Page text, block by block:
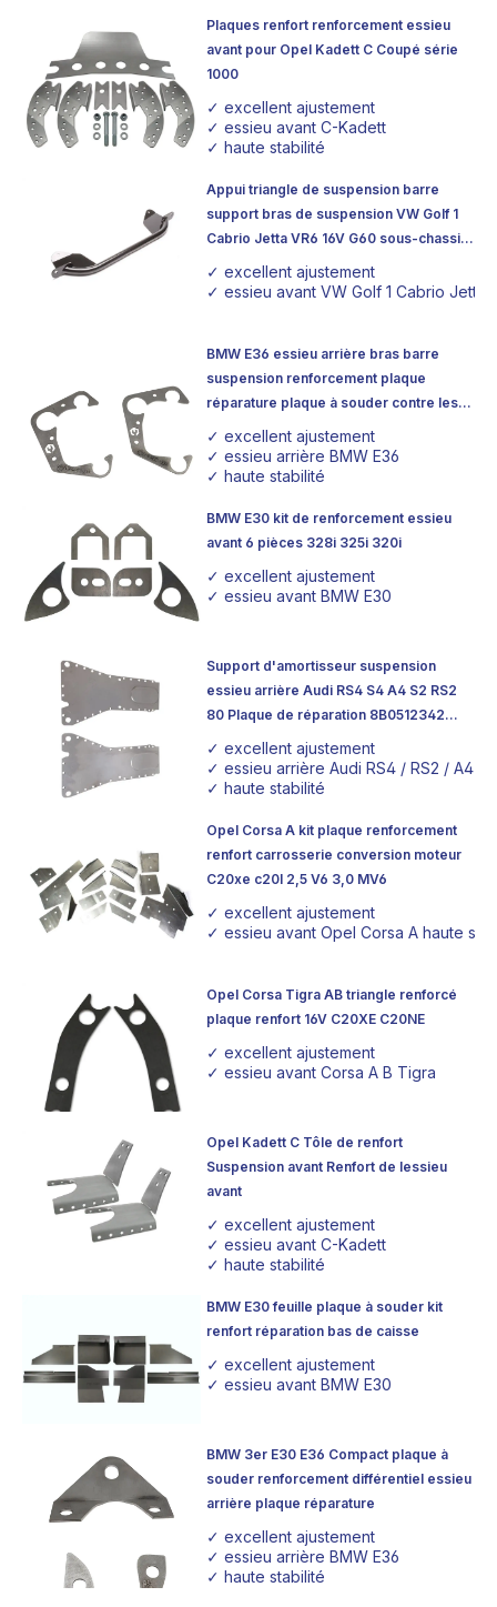
Plaques renfort renforcement essieu
avant pour Opel Kadett C Coupé série
1000
✓ excellent ajustement
✓ essieu avant C-Kadett
✓ haute stabilité
Appui triangle de suspension barre
support bras de suspension VW Golf 1
Cabrio Jetta VR6 16V G60 sous-chassis
appui barre
✓ excellent ajustement
✓ essieu avant VW Golf 1 Cabrio Jetta
BMW E36 essieu arrière bras barre
suspension renforcement plaque
réparature plaque à souder contre les
✓ excellent ajustement
✓ essieu arrière BMW E36
✓ haute stabilité
BMW E30 kit de renforcement essieu
avant 6 pièces 328i 325i 320i
✓ excellent ajustement
✓ essieu avant BMW E30
Support d'amortisseur suspension
essieu arrière Audi RS4 S4 A4 S2 RS2
80 Plaque de réparation 8B0512342
8B0512341
✓ excellent ajustement
✓ essieu arrière Audi RS4 / RS2 / A4
✓ haute stabilité
Opel Corsa A kit plaque renforcement
renfort carrosserie conversion moteur
C20xe c20l 2,5 V6 3,0 MV6
✓ excellent ajustement
✓ essieu avant Opel Corsa A haute
Opel Corsa Tigra AB triangle renforcé
plaque renfort 16V C20XE C20NE
✓ excellent ajustement
✓ essieu avant Corsa A B Tigra
Opel Kadett C Tôle de renfort
Suspension avant Renfort de lessieu
avant
✓ excellent ajustement
✓ essieu avant C-Kadett
✓ haute stabilité
BMW E30 feuille plaque à souder kit
renfort réparation bas de caisse
✓ excellent ajustement
✓ essieu avant BMW E30
BMW 3er E30 E36 Compact plaque à
souder renforcement différentiel essieu
arrière plaque réparature
✓ excellent ajustement
✓ essieu arrière BMW E36
✓ haute stabilité